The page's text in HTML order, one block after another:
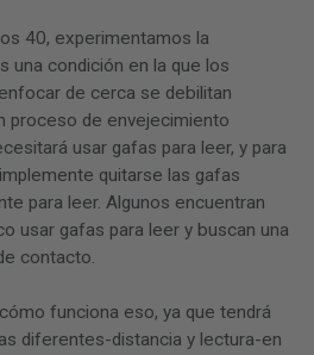
40, experimentamos la
una condición en la que los
de cerca se debilitan
proceso de envejecimiento
usar gafas para leer, y para
quitarse las gafas
para leer. Algunos encuentran
usar gafas para leer y buscan una
contacto.
funciona eso, ya que tendrá
diferentes-distancia y lectura-en